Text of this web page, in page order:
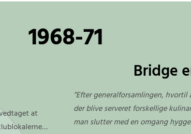
1968-71
at
Bridge
”Efter generalforsamlingen,
der blive serveret forskellige
man slutter med en omgang